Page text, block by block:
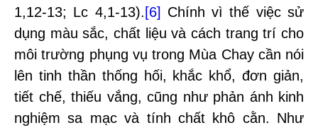
1,12-13; Lc 4,1-13).[6] Chính vì thế việc sử
dụng màu sắc, chất liệu và cách trang trí cho
môi trường phụng vụ trong Mùa Chay cần nói
lên tinh thần thống hối, khắc khổ, đơn giản,
tiết chế, thiếu vắng, cũng như phản ánh kinh
nghiệm sa mạc và tính chất khô cằn. Như